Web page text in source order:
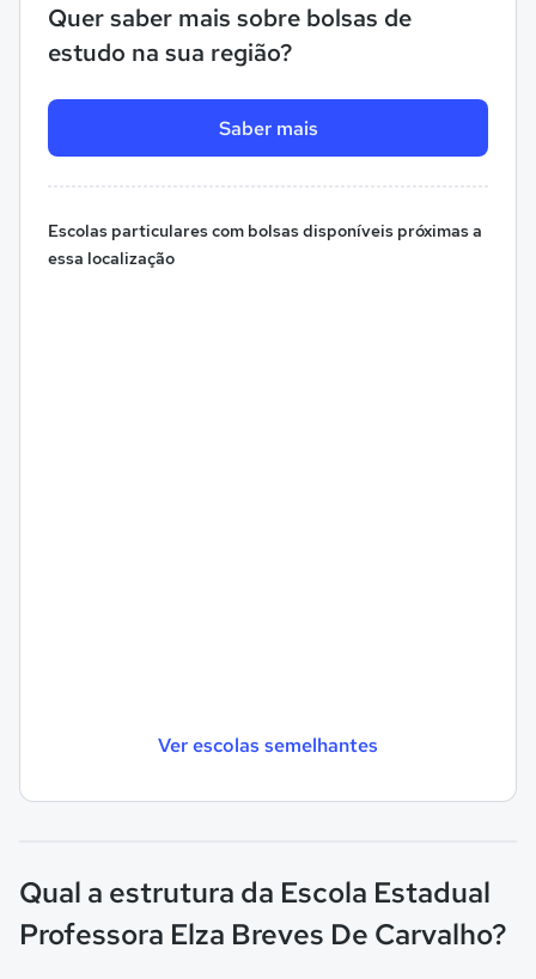
Quer saber mais sobre bolsas de
estudo na sua região?
Saber mais
Escolas particulares com bolsas disponíveis próximas a
essa localização
Ver escolas semelhantes
Qual a estrutura da Escola Estadual
Professora Elza Breves De Carvalho?